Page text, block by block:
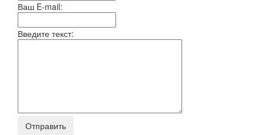
Ваш E-mail:
Введите текст: